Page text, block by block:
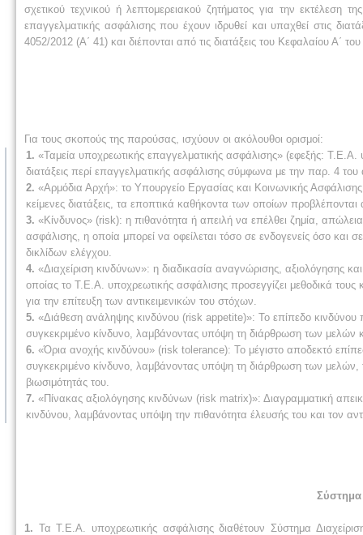
σχετικού τεχνικού ή λεπτομερειακού ζητήματος για την
επαγγελματικής ασφάλισης που έχουν ιδρυθεί και υπαχθεί στις
4052/2012 (Α΄ 41) και διέπονται από τις διατάξεις του Κεφαλαίου Α΄
Για τους σκοπούς της παρούσας, ισχύουν οι ακόλουθοι ορισμοί:
1. «Ταμεία υποχρεωτικής επαγγελματικής ασφάλισης» (εφεξής: Τ.Ε.Α.
διατάξεις περί επαγγελματικής ασφάλισης σύμφωνα με την παρ. 4
2. «Αρμόδια Αρχή»: το Υπουργείο Εργασίας και Κοινωνικής
κείμενες διατάξεις, τα εποπτικά καθήκοντα των οποίων
3. «Κίνδυνος» (risk): η πιθανότητα ή απειλή να επέλθει ζημία,
ασφάλισης, η οποία μπορεί να οφείλεται τόσο σε ενδογενείς όσο και
δικλίδων ελέγχου.
4. «Διαχείριση κινδύνων»: η διαδικασία αναγνώρισης,
οποίας το Τ.Ε.Α. υποχρεωτικής ασφάλισης προσεγγίζει μεθοδικά τους
για την επίτευξη των αντικειμενικών του στόχων.
5. «Διάθεση ανάληψης κινδύνου (risk appetite)»: Το επίπεδο κινδύνου
συγκεκριμένο κίνδυνο, λαμβάνοντας υπόψη τη διάρθρωση των μελών
6. «Όρια ανοχής κινδύνου» (risk tolerance): Το μέγιστο αποδεκτό
συγκεκριμένο κίνδυνο, λαμβάνοντας υπόψη τη διάρθρωση των μελών,
βιωσιμότητάς του.
7. «Πίνακας αξιολόγησης κινδύνων (risk matrix)»: Διαγραμματική
κινδύνου, λαμβάνοντας υπόψη την πιθανότητα έλευσής του και τον
Σύστημα
1. Τα Τ.Ε.Α. υποχρεωτικής ασφάλισης διαθέτουν Σύστημα